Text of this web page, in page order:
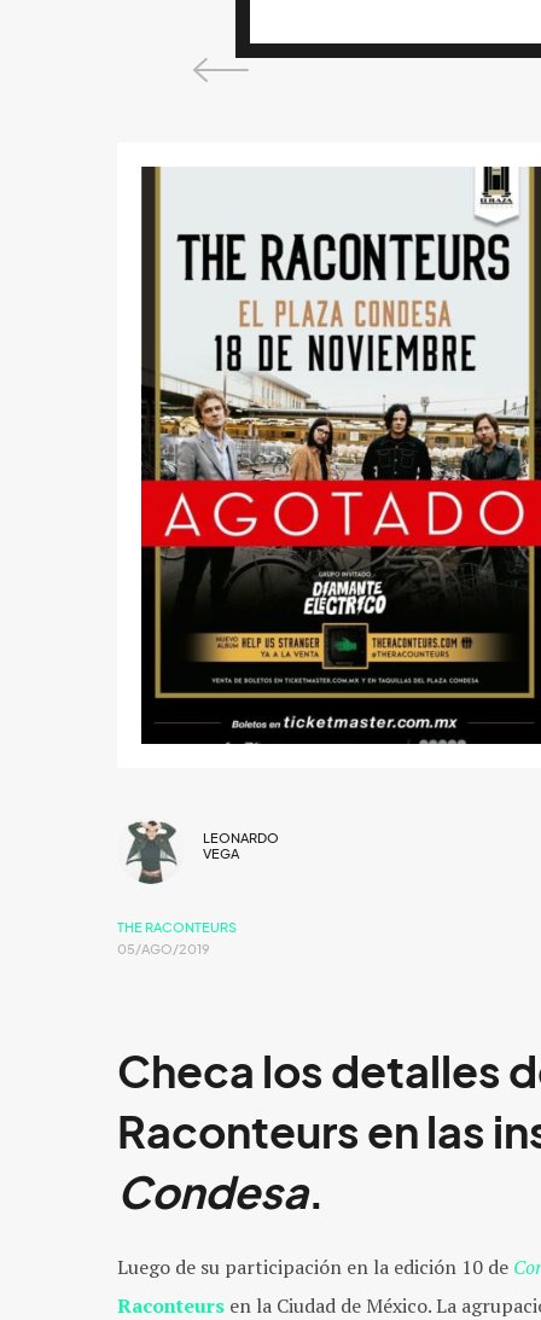
LEONARDO
VEGA
THE RACONTEURS
05/AGO/2019
Checa los detalles
Raconteurs en las
Condesa.
Luego de su participación en la edición 10 de
Raconteurs en la Ciudad de México. La